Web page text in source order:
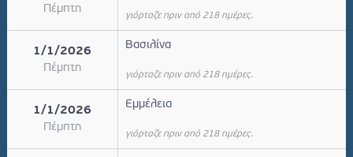
Πέμπτη
γιόρταζε πριν από 218 ημέρες.
1/1/2026
Πέμπτη
Βασιλίνα
γιόρταζε πριν από 218 ημέρες.
1/1/2026
Πέμπτη
Εμμέλεια
γιόρταζε πριν από 218 ημέρες.